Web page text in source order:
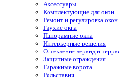
Аксессуары
Комплектующие для окон
Ремонт и регулировка окон
Глухие окна
Панорамные окна
Интерьерные решения
Остекление веранд и террас
Защитные ограждения
Гаражные ворота
Рольставни